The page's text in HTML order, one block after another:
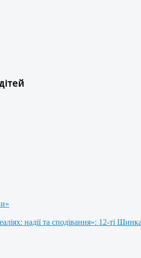
надії та сподівання»: 12-ті